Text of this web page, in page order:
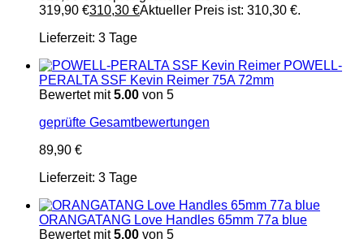
319,90 €310,30 €Aktueller Preis ist: 310,30 €.
Lieferzeit: 3 Tage
POWELL-
PERALTA SSF Kevin Reimer 75A 72mm
Bewertet mit5.00 von 5
geprüfte Gesamtbewertungen
89,90 €
Lieferzeit: 3 Tage
ORANGATANG Love Handles 65mm 77a blue
Bewertet mit5.00 von 5